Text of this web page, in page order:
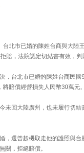
台北市已婚的陳姓台商與大
賠，法院認定切結書有效，判
，台北市已婚的陳姓台商民
賠償經營損失人民幣30萬元。
未回大陸廣州，也未履行切
，還曾趁機取走他的護照與
關，拒絕賠償。